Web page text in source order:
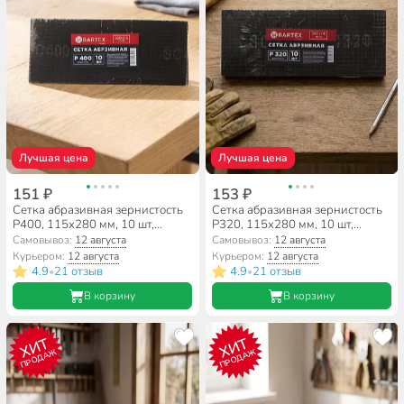
Лучшая цена
151 ₽
Сетка абразивная зернистость
P400, 115х280 мм, 10 шт,
Bartex, 0304115
Самовывоз: 12 августа
Курьером: 12 августа
4.9•21 отзыв
В корзину
Лучшая цена
153 ₽
Сетка абразивная зернистость
P320, 115х280 мм, 10 шт,
Bartex, 0304115-320
Самовывоз: 12 августа
Курьером: 12 августа
4.9•21 отзыв
В корзину
ХИТ
ПРОДАЖ ХИТ
ПРОДАЖ